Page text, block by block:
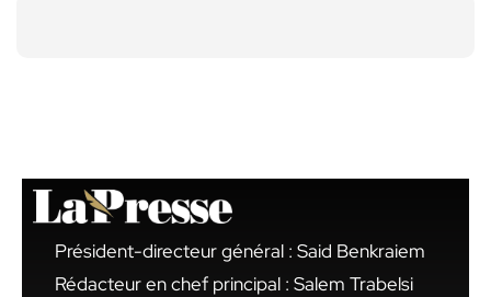
Président-directeur général : Said Benkraiem
Rédacteur en chef principal : Salem Trabelsi